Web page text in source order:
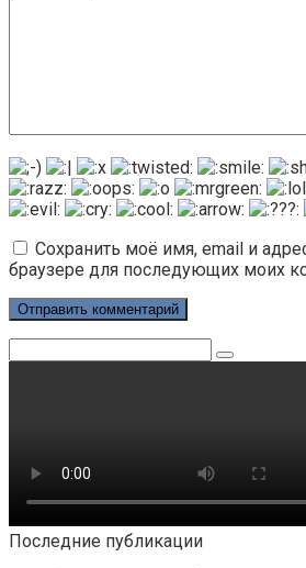
Сохранить моё имя, email и
браузере для последующих моих
Последние публикации